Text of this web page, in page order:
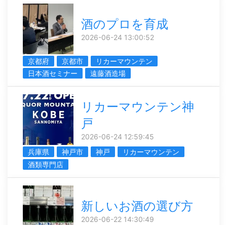
酒のプロを育成
2026-06-24 13:00:52
京都府 京都市
リカーマウンテン
日本酒セミナー
遠藤酒造場
リカーマウンテン神
戸
2026-06-24 12:59:45
兵庫県
神戸市 神戸
リカーマウンテン
酒類専門店
新しいお酒の選び方
2026-06-22 14:30:49